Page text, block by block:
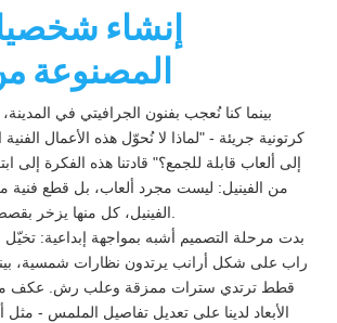
إنشاء
المصنوعة
بينما كنا نُعجب بفنون الجرافيتي في المدينة،
كرتونية جريئة - "لماذا لا نُحوّل هذه الأعمال
إلى ألعاب قابلة للجمع؟" قادتنا هذه الفكرة إلى
من الفينيل: ليست مجرد ألعاب، بل قطع
الفينيل، كل منها يزخر بقصص وشخصيات فريدة.
بدت مرحلة التصميم أشبه بمواجهة إبداعية: تخيّل
راب على شكل أرانب يرتدون نظارات شمسية،
قطط ترتدي سترات ممزقة وعلب رش. عكف
الأبعاد لدينا على تعديل تفاصيل الملمس - مثل